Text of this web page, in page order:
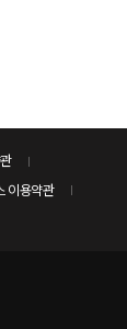
이용약관